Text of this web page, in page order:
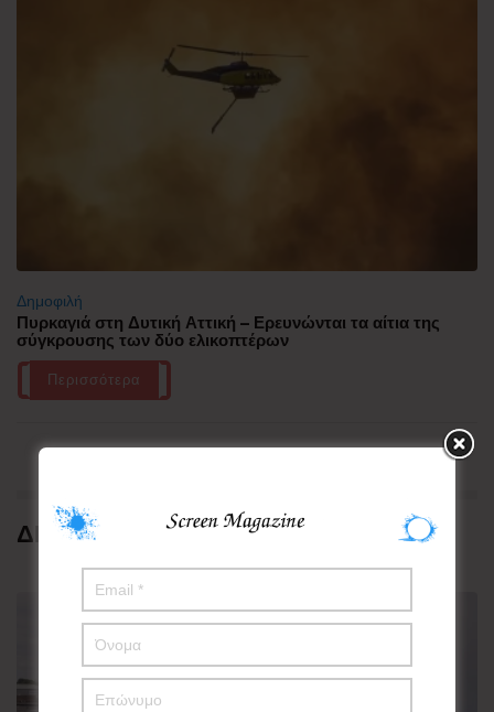
Δημοφιλή
Πυρκαγιά στη Δυτική Αττική – Ερευνώνται τα αίτια της
σύγκρουσης των δύο ελικοπτέρων
Περισσότερα
ΔΗΜΟΦΙΛΗ